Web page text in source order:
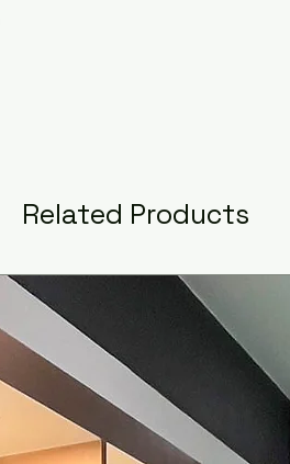
Related Products